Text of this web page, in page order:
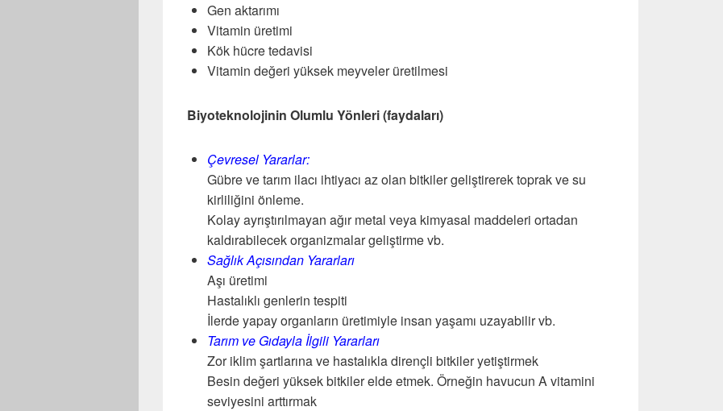
Gen aktarımı
Vitamin üretimi
Kök hücre tedavisi
Vitamin değeri yüksek meyveler üretilmesi
Biyoteknolojinin Olumlu Yönleri (faydaları)
Çevresel Yararlar:
Gübre ve tarım ilacı ihtiyacı az olan bitkiler geliştirerek toprak ve su
kirliliğini önleme.
Kolay ayrıştırılmayan ağır metal veya kimyasal maddeleri ortadan
kaldırabilecek organizmalar geliştirme vb.
Sağlık Açısından Yararları
Aşı üretimi
Hastalıklı genlerin tespiti
İlerde yapay organların üretimiyle insan yaşamı uzayabilir vb.
Tarım ve Gıdayla İlgili Yararları
Zor iklim şartlarına ve hastalıkla dirençli bitkiler yetiştirmek
Besin değeri yüksek bitkiler elde etmek. Örneğin havucun A vitamini
seviyesini arttırmak